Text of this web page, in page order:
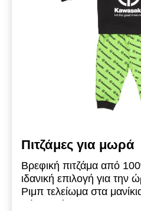
Πιτζάμες για μωρά
Βρεφική πιτζάμα από
ιδανική επιλογή για την
Ριμπ τελείωμα στα
Εύκολο άνοιγμα για το